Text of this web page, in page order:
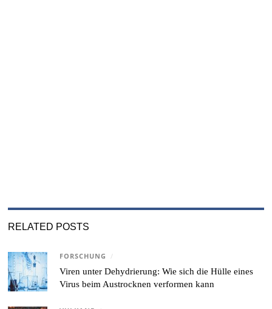
RELATED POSTS
FORSCHUNG /
Viren unter Dehydrierung: Wie sich die Hülle eines
Virus beim Austrocknen verformen kann